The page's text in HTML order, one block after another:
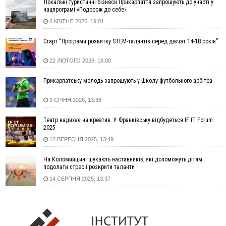
13:00
На Снятинщині спіймали чоловіка, який зливав з цистерни
у полі невідому речовину
роботи стаціонарів
12:07
На межі Прикарпаття і Тернопільщини невідомі засипали
русло Золотої Липи та облаштували переправу
11:44
У Франківську та Яремче зафіксували нові температурні
рекорди
11:17
Росія вдарила по Харкову "Бандероллю": є постраждалі,
10:54
Верховний суд повернув державі 1,5 га лісу із трьома
ставками в Івано-Франківській громаді
10:10
На Каскаді замість веж планують зробити сквер з
дитмайданчиком
09:31
На Верховинщині під час пожежі будинку травмувалась
жінка
На Прикарпатті за пів року трапилось понад 100 ДТП через
Локальні туристичні бізнеси Прикарпаття запрошують до участі у
нацпрограмі «Подорож до себе»
6 КВІТНЯ 2026, 19:01
Старт “Програми розвитку STEM-талантів серед дівчат 14-18 років”
22 ЛЮТОГО 2026, 18:00
Прикарпатську молодь запрошують у Школу футбольного арбітра
3 СІЧНЯ 2026, 13:36
Театр надихає на креатив. У Франківську відбудеться IF IT Forum
2025
12 ВЕРЕСНЯ 2025, 13:49
На Коломийщині шукають наставників, які допоможуть дітям
подолати стрес і розкрити таланти
14 СЕРПНЯ 2025, 13:37